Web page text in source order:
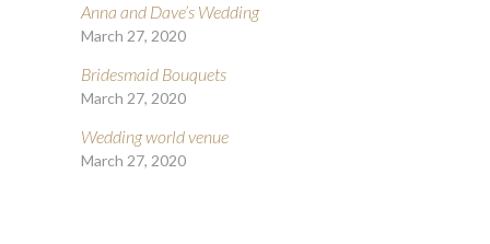
Anna and Dave’s Wedding
March 27, 2020
Bridesmaid Bouquets
March 27, 2020
Wedding world venue
March 27, 2020